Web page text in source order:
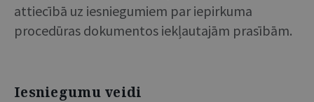
attiecībā uz iesniegumiem par iepirkuma
procedūras dokumentos iekļautajām prasībām.
Iesniegumu veidi